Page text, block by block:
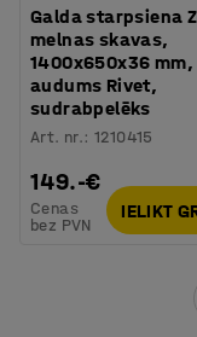
Galda starpsiena
melnas skavas,
1400x650x36 mm,
audums Rivet,
sudrabpelēks
Art. nr.:1210415
149.-€
Cenas
bez PVN
IELIKT